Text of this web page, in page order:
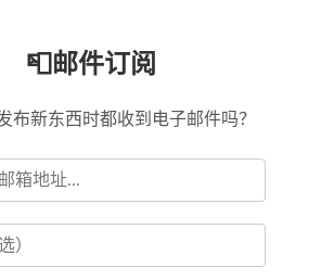
📮邮件订阅
布新东西时都收到电子邮件吗？